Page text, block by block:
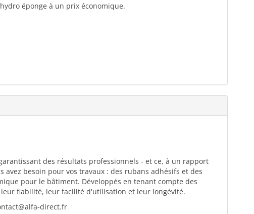
éponge à un prix économique.
des résultats professionnels - et ce, à un rapport
besoin pour vos travaux : des rubans adhésifs et des
pour le bâtiment. Développés en tenant compte des
fiabilité, leur facilité d'utilisation et leur longévité.
direct.fr